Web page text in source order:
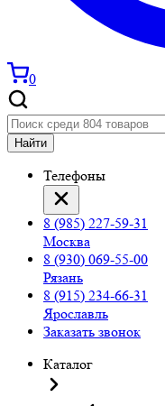
0
Найти
Телефоны
8 (985) 227-59-31
Москва
8 (930) 069-55-00
Рязань
8 (915) 234-66-31
Ярославль
Заказать звонок
Каталог